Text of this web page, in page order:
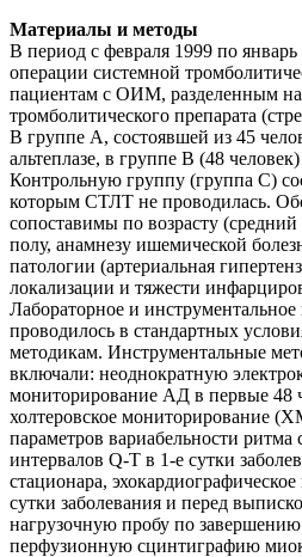
Материалы и методы
В период с февраля 1999 по
операции системной
пациентам с ОИМ, разделенным
тромболитического препарата
В группе А, состоявшей из 45
альтеплазе, в группе В (48
Контрольную группу (группа С)
которым СТЛТ не проводилась.
сопоставимы по возрасту (средний
полу, анамнезу ишемической
патологии (артериальная
локализации и тяжести
Лабораторное и
проводилось в стандартных
методикам. Инструментальные
включали: неоднократную
мониторирование АД в первые 48
холтеровское мониторирование
параметров вариабельности
интервалов Q-T в 1-е сутки
стационара,
сутки заболевания и перед
нагрузочную пробу по завершению
перфузионную сцинтиграфию